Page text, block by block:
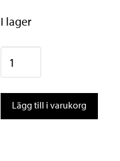
I lager
Däck
CONTINENTAL
Argotal
Lägg till i varukorg